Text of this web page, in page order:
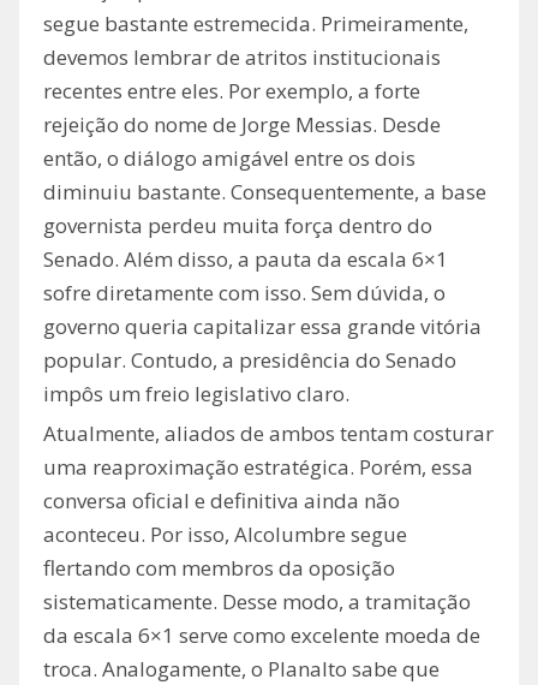
segue bastante estremecida. Primeiramente,
devemos lembrar de atritos institucionais
recentes entre eles. Por exemplo, a forte
rejeição do nome de Jorge Messias. Desde
então, o diálogo amigável entre os dois
diminuiu bastante. Consequentemente, a base
governista perdeu muita força dentro do
Senado. Além disso, a pauta da escala 6×1
sofre diretamente com isso. Sem dúvida, o
governo queria capitalizar essa grande vitória
popular. Contudo, a presidência do Senado
impôs um freio legislativo claro.
Atualmente, aliados de ambos tentam costurar
uma reaproximação estratégica. Porém, essa
conversa oficial e definitiva ainda não
aconteceu. Por isso, Alcolumbre segue
flertando com membros da oposição
sistematicamente. Desse modo, a tramitação
da escala 6×1 serve como excelente moeda de
troca. Analogamente, o Planalto sabe que